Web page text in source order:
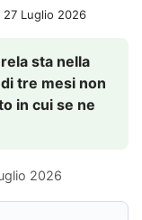
27 Luglio 2026
sta nella
tre mesi non
in cui se ne
2026